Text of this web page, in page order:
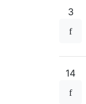
3
14